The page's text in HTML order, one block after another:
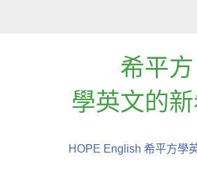
希平方
學英文的
HOPE English 希平方學